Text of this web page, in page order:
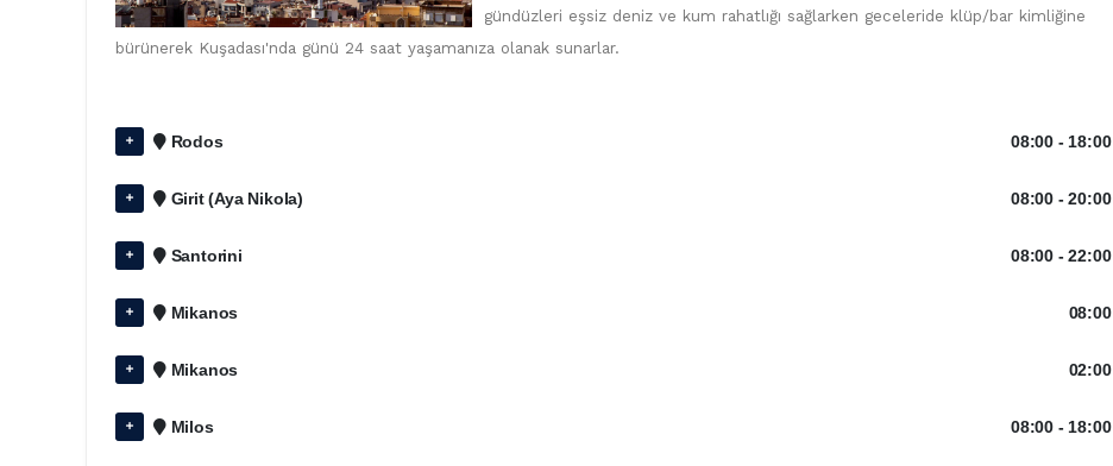
gündüzleri eşsiz deniz ve kum rahatlığı sağlarken geceleride klüp/bar kimliğine
bürünerek Kuşadası'nda günü 24 saat yaşamanıza olanak sunarlar.
Rodos 08:00 - 18:00
Girit (Aya Nikola) 08:00 - 20:00
Santorini 08:00 - 22:00
Mikanos 08:00
Mikanos 02:00
Milos 08:00 - 18:00